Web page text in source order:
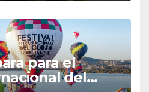
para el
del